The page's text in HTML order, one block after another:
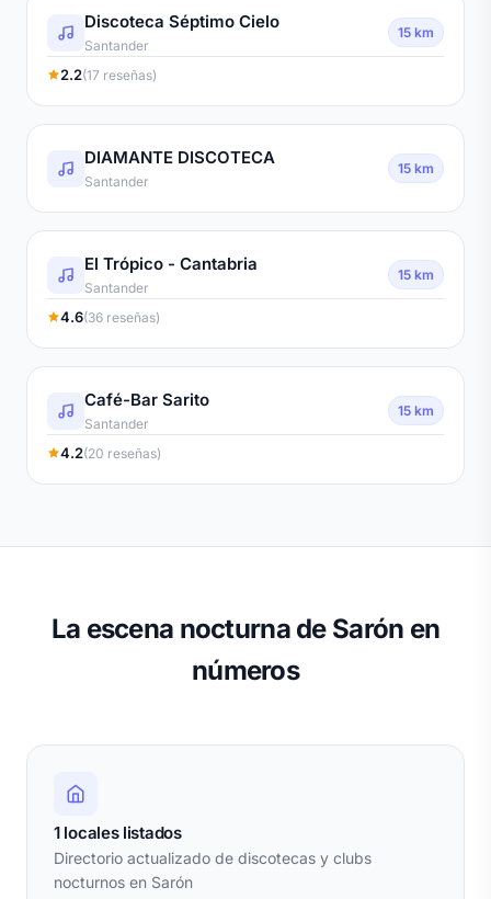
Discoteca Séptimo Cielo
Santander
15 km
2.2(17 reseñas)
DIAMANTE DISCOTECA
Santander
15 km
El Trópico - Cantabria
Santander
15 km
4.6(36 reseñas)
Café-Bar Sarito
Santander
15 km
4.2(20 reseñas)
La escena nocturna de Sarón en
números
1 locales listados
Directorio actualizado de discotecas y clubs
nocturnos en Sarón